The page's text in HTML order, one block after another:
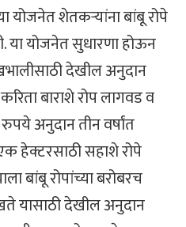
योजनेत शेतकऱ्यांना बांबू रोपे
या योजनेत सुधारणा होऊन
देखील अनुदान
बाराशे रोप लागवड व
अनुदान तीन वर्षांत
हेक्टरसाठी सहाशे रोपे
बांबू रोपांच्या बरोबरच
यासाठी देखील अनुदान